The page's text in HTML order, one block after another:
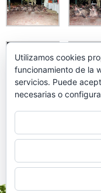
Monterías A. Márquez, S.L. -
Utilizamos cookies
funcionamiento de la
servicios. Puede
necesarias o